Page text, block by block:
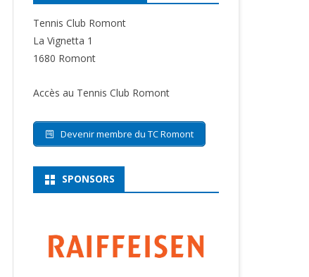
Tennis Club Romont
La Vignetta 1
1680 Romont
Accès au Tennis Club Romont
Devenir membre du TC Romont
SPONSORS